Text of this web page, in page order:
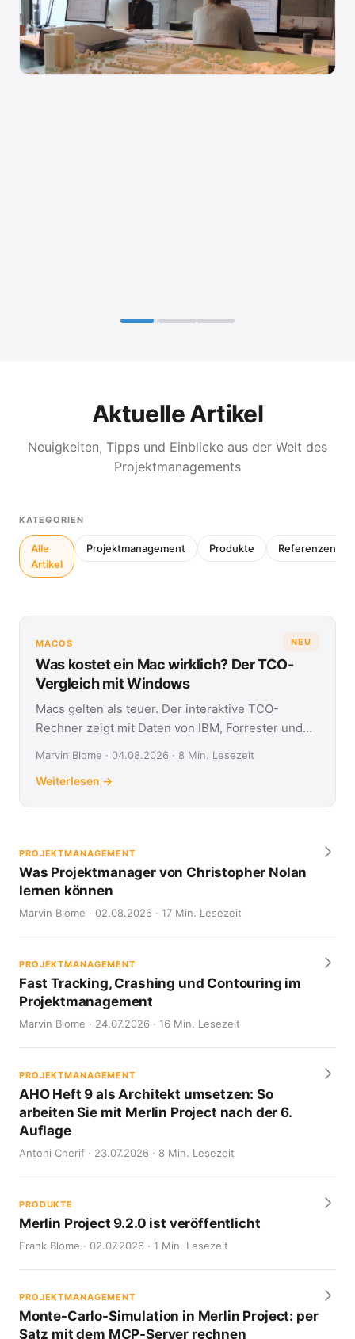
Aktuelle Artikel
Neuigkeiten, Tipps und Einblicke aus der Welt des
Projektmanagements
KATEGORIEN
Alle
Artikel
Projektmanagement Produkte Referenzen
NEU
MACOS
Was kostet ein Mac wirklich? Der TCO-
Vergleich mit Windows
Macs gelten als teuer. Der interaktive TCO-
Rechner zeigt mit Daten von IBM, Forrester und
Marvin Blome · 04.08.2026 · 8 Min. Lesezeit
Weiterlesen →
PROJEKTMANAGEMENT
Was Projektmanager von Christopher Nolan
lernen können
Marvin Blome · 02.08.2026 · 17 Min. Lesezeit
PROJEKTMANAGEMENT
Fast Tracking, Crashing und Contouring im
Projektmanagement
Marvin Blome · 24.07.2026 · 16 Min. Lesezeit
PROJEKTMANAGEMENT
AHO Heft 9 als Architekt umsetzen: So
arbeiten Sie mit Merlin Project nach der 6.
Auflage
Antoni Cherif · 23.07.2026 · 8 Min. Lesezeit
PRODUKTE
Merlin Project 9.2.0 ist veröffentlicht
Frank Blome · 02.07.2026 · 1 Min. Lesezeit
PROJEKTMANAGEMENT
Monte-Carlo-Simulation in Merlin Project: per
Satz mit dem MCP-Server rechnen